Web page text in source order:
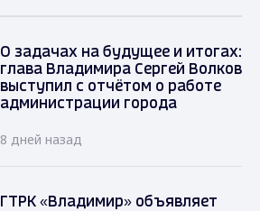
О задачах на будущее и итогах:
глава Владимира Сергей Волков
выступил с отчётом о работе
администрации города
8 дней назад
ГТРК «Владимир» объявляет